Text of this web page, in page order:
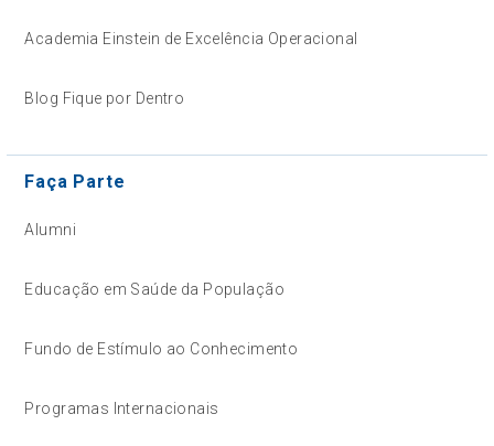
Academia Einstein de Excelência Operacional
Blog Fique por Dentro
Faça Parte
Alumni
Educação em Saúde da População
Fundo de Estímulo ao Conhecimento
Programas Internacionais